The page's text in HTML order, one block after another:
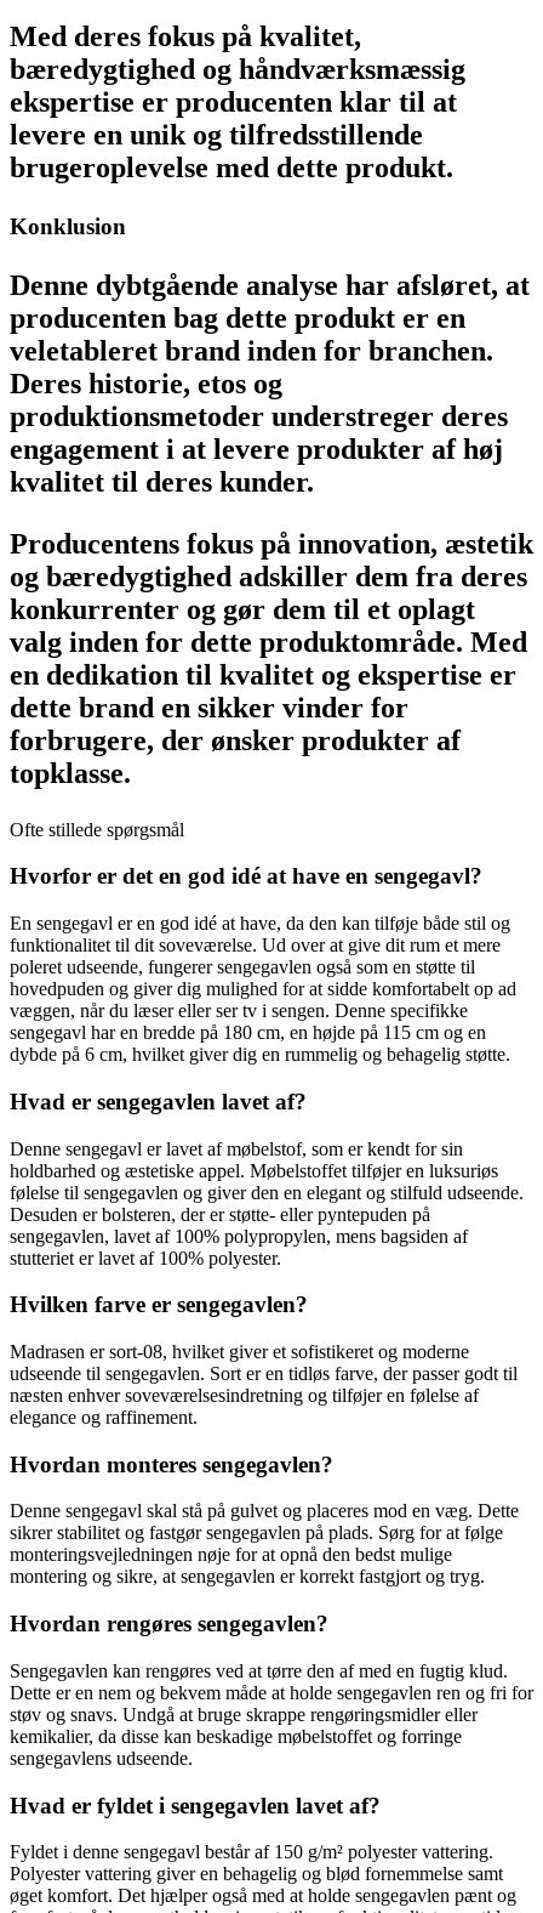
Med deres fokus på kvalitet,
bæredygtighed og håndværksmæssig
ekspertise er producenten klar til at
levere en unik og tilfredsstillende
brugeroplevelse med dette produkt.
Konklusion
Denne dybtgående analyse har afsløret, at
producenten bag dette produkt er en
veletableret brand inden for branchen.
Deres historie, etos og
produktionsmetoder understreger deres
engagement i at levere produkter af høj
kvalitet til deres kunder.
Producentens fokus på innovation, æstetik
og bæredygtighed adskiller dem fra deres
konkurrenter og gør dem til et oplagt
valg inden for dette produktområde. Med
en dedikation til kvalitet og ekspertise er
dette brand en sikker vinder for
forbrugere, der ønsker produkter af
topklasse.
Ofte stillede spørgsmål
Hvorfor er det en god idé at have en sengegavl?
En sengegavl er en god idé at have, da den kan tilføje både stil og
funktionalitet til dit soveværelse. Ud over at give dit rum et mere
poleret udseende, fungerer sengegavlen også som en støtte til
hovedpuden og giver dig mulighed for at sidde komfortabelt op ad
væggen, når du læser eller ser tv i sengen. Denne specifikke
sengegavl har en bredde på 180 cm, en højde på 115 cm og en
dybde på 6 cm, hvilket giver dig en rummelig og behagelig støtte.
Hvad er sengegavlen lavet af?
Denne sengegavl er lavet af møbelstof, som er kendt for sin
holdbarhed og æstetiske appel. Møbelstoffet tilføjer en luksuriøs
følelse til sengegavlen og giver den en elegant og stilfuld udseende.
Desuden er bolsteren, der er støtte- eller pyntepuden på
sengegavlen, lavet af 100% polypropylen, mens bagsiden af
stutteriet er lavet af 100% polyester.
Hvilken farve er sengegavlen?
Madrasen er sort-08, hvilket giver et sofistikeret og moderne
udseende til sengegavlen. Sort er en tidløs farve, der passer godt til
næsten enhver soveværelsesindretning og tilføjer en følelse af
elegance og raffinement.
Hvordan monteres sengegavlen?
Denne sengegavl skal stå på gulvet og placeres mod en væg. Dette
sikrer stabilitet og fastgør sengegavlen på plads. Sørg for at følge
monteringsvejledningen nøje for at opnå den bedst mulige
montering og sikre, at sengegavlen er korrekt fastgjort og tryg.
Hvordan rengøres sengegavlen?
Sengegavlen kan rengøres ved at tørre den af med en fugtig klud.
Dette er en nem og bekvem måde at holde sengegavlen ren og fri for
støv og snavs. Undgå at bruge skrappe rengøringsmidler eller
kemikalier, da disse kan beskadige møbelstoffet og forringe
sengegavlens udseende.
Hvad er fyldet i sengegavlen lavet af?
Fyldet i denne sengegavl består af 150 g/m² polyester vattering.
Polyester vattering giver en behagelig og blød fornemmelse samt
øget komfort. Det hjælper også med at holde sengegavlen pænt og